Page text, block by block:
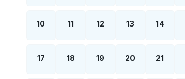
10 11 12 13 14
17 18 19 20 21